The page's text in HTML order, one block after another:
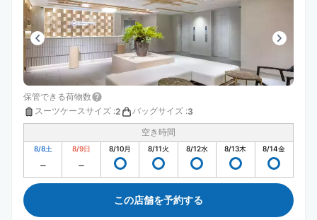
保管できる荷物数
スーツケースサイズ :2 バッグサイズ :3
空き時間
8/8土 8/9日 8/10月 8/11火 8/12水 8/13木 8/14金
この店舗を予約する